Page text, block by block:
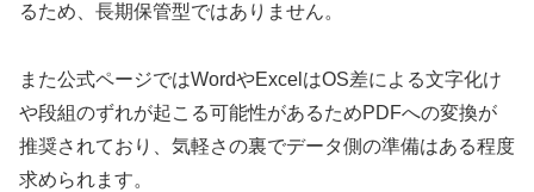
るため、長期保管型ではありません。
また公式ページではWordやExcelはOS差による文字化け
や段組のずれが起こる可能性があるためPDFへの変換が
推奨されており、気軽さの裏でデータ側の準備はある程度
求められます。